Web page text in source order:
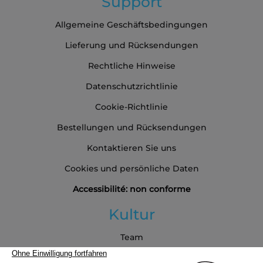
Allgemeine Geschäftsbedingungen
Lieferung und Rücksendungen
Rechtliche Hinweise
Datenschutzrichtlinie
Cookie-Richtlinie
Bestellungen und Rücksendungen
Kontaktieren Sie uns
Cookies und persönliche Daten
Accessibilité: non conforme
Kultur
Team